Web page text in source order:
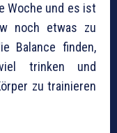
Woche und es ist
noch etwas zu
Balance finden,
trinken und
zu trainieren